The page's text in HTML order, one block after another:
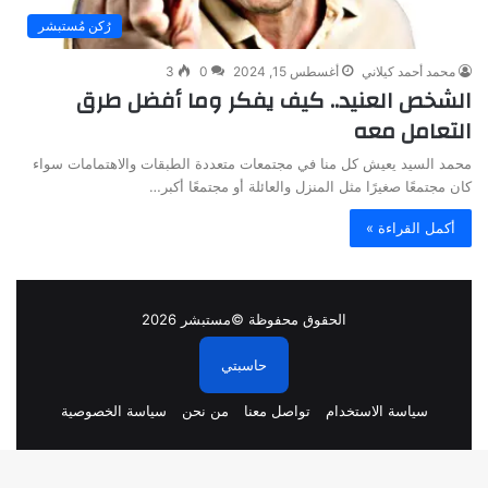
رُكن مُستبشر
محمد أحمد كيلاني أغسطس 15, 2024 0
3
الشخص العنيد.. كيف يفكر وما أفضل طرق
التعامل معه
محمد السيد يعيش كل منا في مجتمعات متعددة الطبقات والاهتمامات سواء
كان مجتمعًا صغيرًا مثل المنزل والعائلة أو مجتمعًا أكبر…
أكمل القراءة »
الحقوق محفوظة ©مستبشر 2026
حاسبتي
سياسة الاستخدام تواصل معنا من نحن سياسة الخصوصية